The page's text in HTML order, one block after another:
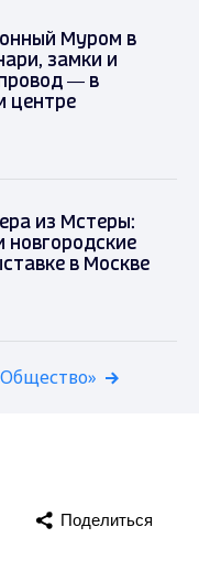
Муром в
замки и
— в
центре
из Мстеры:
новгородские
в Москве
Поделиться